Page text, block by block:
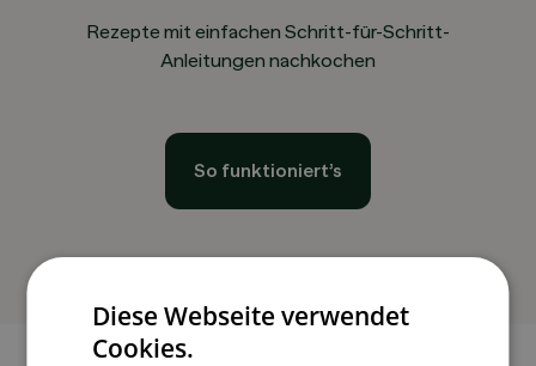
Rezepte mit einfachen Schritt-für-Schritt-
Anleitungen nachkochen
So funktioniert’s
Diese Webseite verwendet
Cookies.